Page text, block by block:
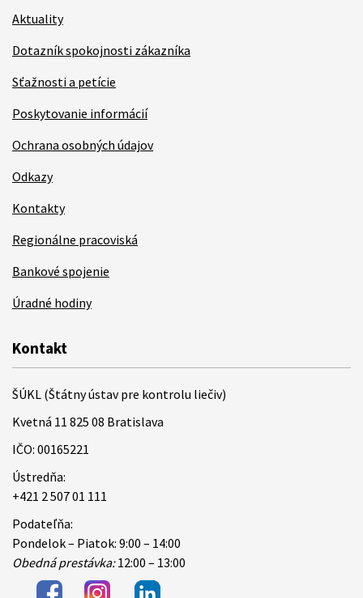
Aktuality
Dotazník spokojnosti zákazníka
Sťažnosti a petície
Poskytovanie informácií
Ochrana osobných údajov
Odkazy
Kontakty
Regionálne pracoviská
Bankové spojenie
Úradné hodiny
Kontakt
ŠÚKL (Štátny ústav pre kontrolu liečiv)
Kvetná 11 825 08 Bratislava
IČO: 00165221
Ústredňa:
+421 2 507 01 111
Podateľňa:
Pondelok – Piatok: 9:00 – 14:00
Obedná prestávka:12:00 – 13:00